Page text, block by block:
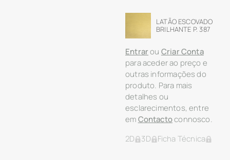
LATÃO ESCOVADO
BRILHANTE P. 387
Entrarou Criar Conta
para aceder ao preço e
outras informações do
produto. Para mais
detalhes ou
esclarecimentos, entre
emContactoconnosco.
2D
3D Ficha Técnica